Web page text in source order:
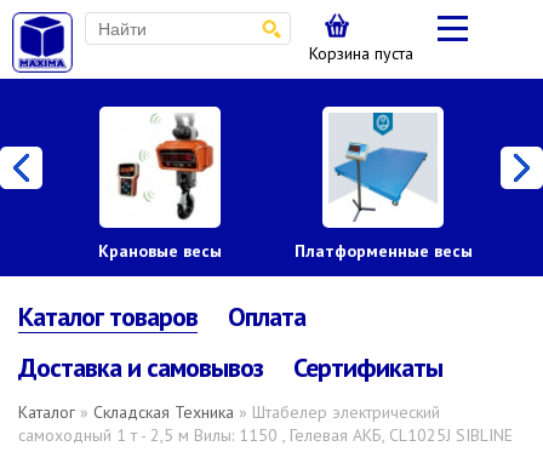
Корзина пуста
Крановые весы Платформенные весы
Каталог товаров
Оплата
Доставка и самовывоз
Сертификаты
Каталог » Складская Техника » Штабелер электрический
самоходный 1 т - 2,5 м Вилы: 1150 , Гелевая АКБ, CL1025J SIBLINE